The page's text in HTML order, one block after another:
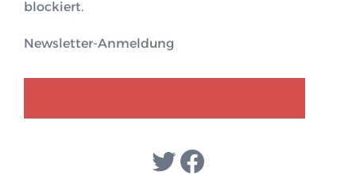
blockiert.
Newsletter-Anmeldung
Twitter
Facebook